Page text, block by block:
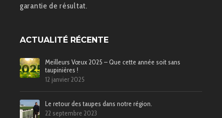
garantie de résultat.
ACTUALITÉ RÉCENTE
Meilleurs Vœux 2025 – Que cette année soit sans
taupinières !
12 janvier 2025
Le retour des taupes dans notre région.
22 septembre 2023